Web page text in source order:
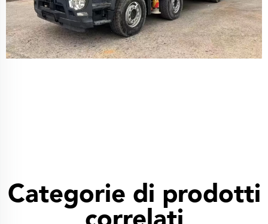
Categorie di prodotti